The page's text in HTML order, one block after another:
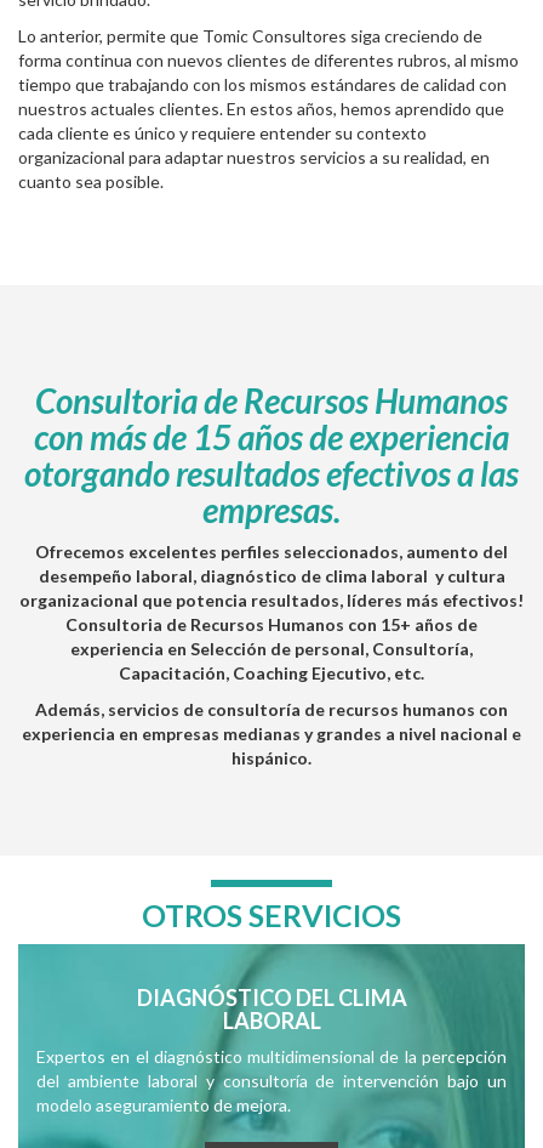
Lo anterior, permite que Tomic Consultores siga creciendo de
forma continua con nuevos clientes de diferentes rubros, al mismo
tiempo que trabajando con los mismos estándares de calidad con
nuestros actuales clientes. En estos años, hemos aprendido que
cada cliente es único y requiere entender su contexto
organizacional para adaptar nuestros servicios a su realidad, en
cuanto sea posible.
Consultoria de Recursos Humanos
con más de 15 años de experiencia
otorgando resultados efectivos a las
empresas.
Ofrecemos excelentes perfiles seleccionados, aumento del
desempeño laboral,diagnóstico de clima laboral ycultura
organizacional que potencia resultados, líderes más efectivos!
Consultoria de Recursos Humanos con 15+ años de
experiencia en Selección de personal, Consultoría,
Capacitación, Coaching Ejecutivo, etc.
Además, servicios de consultoría de recursos humanos con
experiencia en empresas medianas y grandes a nivel nacional e
hispánico.
OTROS SERVICIOS
DIAGNÓSTICO DEL CLIMA
LABORAL
Expertos en el diagnóstico multidimensional de la percepción
del ambiente laboral y consultoría de intervención bajo un
modelo aseguramiento de mejora.